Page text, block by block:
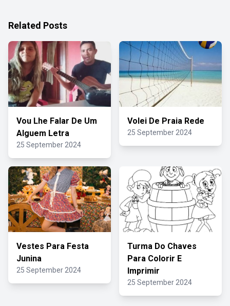
Related Posts
Vou Lhe Falar De Um
Alguem Letra
25 September 2024
Volei De Praia Rede
25 September 2024
Vestes Para Festa
Junina
25 September 2024
Turma Do Chaves
Para Colorir E
Imprimir
25 September 2024